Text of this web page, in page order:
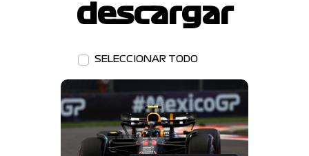
descargar
SELECCIONAR TODO